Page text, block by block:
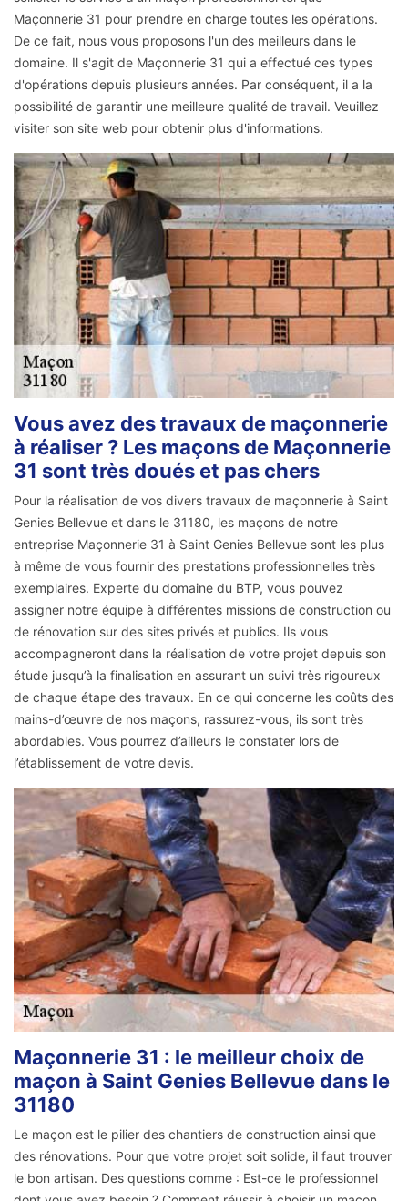
Maçonnerie 31 pour prendre en charge toutes les opérations.
De ce fait, nous vous proposons l'un des meilleurs dans le
domaine. Il s'agit de Maçonnerie 31 qui a effectué ces types
d'opérations depuis plusieurs années. Par conséquent, il a la
possibilité de garantir une meilleure qualité de travail. Veuillez
visiter son site web pour obtenir plus d'informations.
Vous avez des travaux de maçonnerie
à réaliser ? Les maçons de Maçonnerie
31 sont très doués et pas chers
Pour la réalisation de vos divers travaux de maçonnerie à Saint
Genies Bellevue et dans le 31180, les maçons de notre
entreprise Maçonnerie 31 à Saint Genies Bellevue sont les plus
à même de vous fournir des prestations professionnelles très
exemplaires. Experte du domaine du BTP, vous pouvez
assigner notre équipe à différentes missions de construction ou
de rénovation sur des sites privés et publics. Ils vous
accompagneront dans la réalisation de votre projet depuis son
étude jusqu’à la finalisation en assurant un suivi très rigoureux
de chaque étape des travaux. En ce qui concerne les coûts des
mains-d’œuvre de nos maçons, rassurez-vous, ils sont très
abordables. Vous pourrez d’ailleurs le constater lors de
l’établissement de votre devis.
Maçonnerie 31 : le meilleur choix de
maçon à Saint Genies Bellevue dans le
31180
Le maçon est le pilier des chantiers de construction ainsi que
des rénovations. Pour que votre projet soit solide, il faut trouver
le bon artisan. Des questions comme : Est-ce le professionnel